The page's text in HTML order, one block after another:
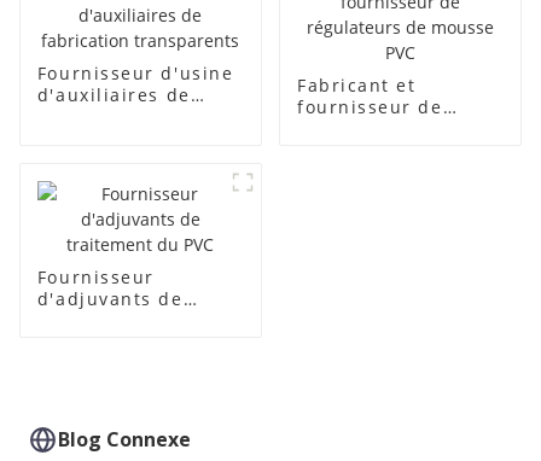
Fournisseur d'usine
d'auxiliaires de
Fabricant et
fournisseur de
Fournisseur
d'adjuvants de
Blog Connexe